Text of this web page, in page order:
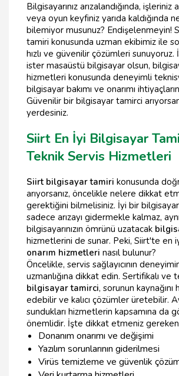
Bilgisayarınız arızalandığında, işleriniz
veya oyun keyfiniz yarıda kaldığında ne
bilemiyor musunuz? Endişelenmeyin!
tamiri konusunda uzman ekibimiz ile
hızlı ve güvenilir çözümleri
ister masaüstü bilgisayar olsun,
hizmetleri konusunda deneyimli
bilgisayar bakımı ve onarımı
Güvenilir bir bilgisayar tamirci
yerdesiniz.
Siirt En İyi Bilgisayar
Teknik Servis Hizmetleri
Siirt bilgisayar tamiri konusunda
arıyorsanız, öncelikle nelere dikkat
gerektiğini bilmelisiniz. İyi bir
sadece arızayı gidermekle kalmaz,
bilgisayarınızın ömrünü uzatacak
hizmetlerini de sunar. Peki, Siirt'te en
onarım hizmetleri nasıl bulunur?
Öncelikle, servis sağlayıcının
uzmanlığına dikkat edin. Sertifikalı ve
bilgisayar tamirci, sorunun kaynağını
edebilir ve kalıcı çözümler üretebilir.
sundukları hizmetlerin kapsamına da
önemlidir. İşte dikkat etmeniz
Donanım onarımı ve değişimi
Yazılım sorunlarının giderilmesi
Virüs temizleme ve güvenlik